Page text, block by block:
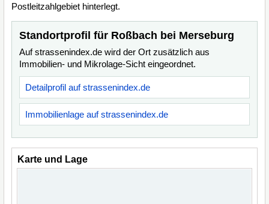
Postleitzahlgebiet hinterlegt.
Standortprofil für Roßbach bei Merseburg
Auf strassenindex.de wird der Ort zusätzlich aus
Immobilien- und Mikrolage-Sicht eingeordnet.
Detailprofil auf strassenindex.de
Immobilienlage auf strassenindex.de
Karte und Lage